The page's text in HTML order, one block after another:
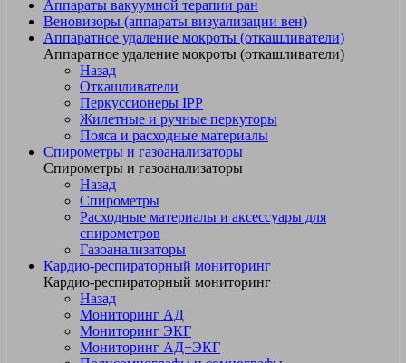
Аппараты вакуумной терапии ран
Веновизоры (аппараты визуализации вен)
Аппаратное удаление мокроты (откашливатели)
Аппаратное удаление мокроты (откашливатели)
Назад
Откашливатели
Перкуссионеры IPP
Жилетные и ручные перкуторы
Пояса и расходные материалы
Спирометры и газоанализаторы
Спирометры и газоанализаторы
Назад
Спирометры
Расходные материалы и аксессуары для
спирометров
Газоанализаторы
Кардио-респираторный мониторинг
Кардио-респираторный мониторинг
Назад
Мониторинг АД
Мониторинг ЭКГ
Мониторинг АД+ЭКГ